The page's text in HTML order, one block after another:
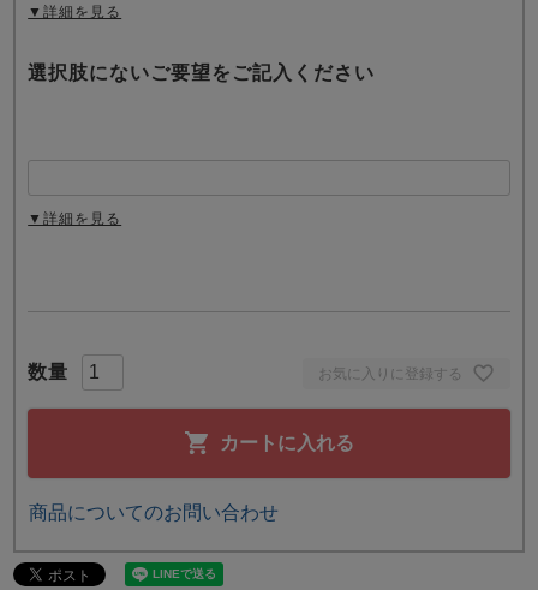
お気に入りに登録する
カートに入れる
▼詳細を見る
選択肢にないご要望をご記入ください
▼詳細を見る
商品についてのお問い合わせ